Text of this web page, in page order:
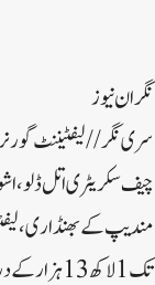
نگران نیوز
سری نگر// لیفٹیننٹ
چیف سکریٹری اتل ڈلو ،
مندیپ کے بھنڈاری،
تک 1لاکھ